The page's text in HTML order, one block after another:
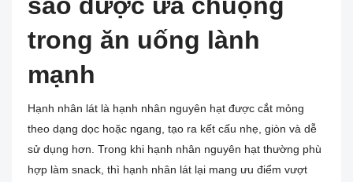
trong ăn uống lành
mạnh
Hạnh nhân lát là hạnh nhân nguyên hạt được cắt mỏng
theo dạng dọc hoặc ngang, tạo ra kết cấu nhẹ, giòn và dễ
sử dụng hơn. Trong khi hạnh nhân nguyên hạt thường phù
hợp làm snack, thì hạnh nhân lát lại mang ưu điểm vượt